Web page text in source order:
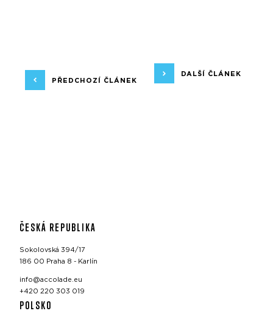
PŘEDCHOZÍ ČLÁNEK
DALŠÍ ČLÁNEK
ČESKÁ REPUBLIKA
Sokolovská 394/17
186 00 Praha 8 - Karlín
info@accolade.eu
+420 220 303 019
POLSKO